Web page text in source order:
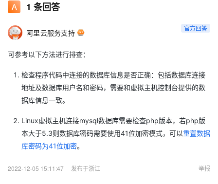
1 条回答
阿里云服务支持 官方回答
可参考以下方法进行排查：
检查程序代码中连接的数据库信息是否正确：包括数据库连接
地址及数据库用户名和密码，需要和虚拟主机控制台提供的数
据库信息一致。
Linux虚拟主机连接mysql数据库需要检查php版本，若php版
本大于5.3则数据库密码需要使用41位加密模式，可以重置数据
库密码为41位加密。
2022-12-05 15:11:47 发布于浙江 举报